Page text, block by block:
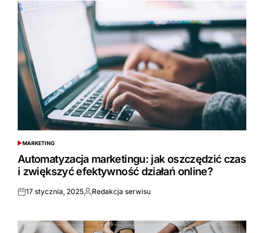
POSTED
IN
MARKETING
Automatyzacja marketingu: jak oszczędzić czas
i zwiększyć efektywność działań online?
Opublikowane
17 stycznia, 2025Opublikowane
Redakcja serwisu